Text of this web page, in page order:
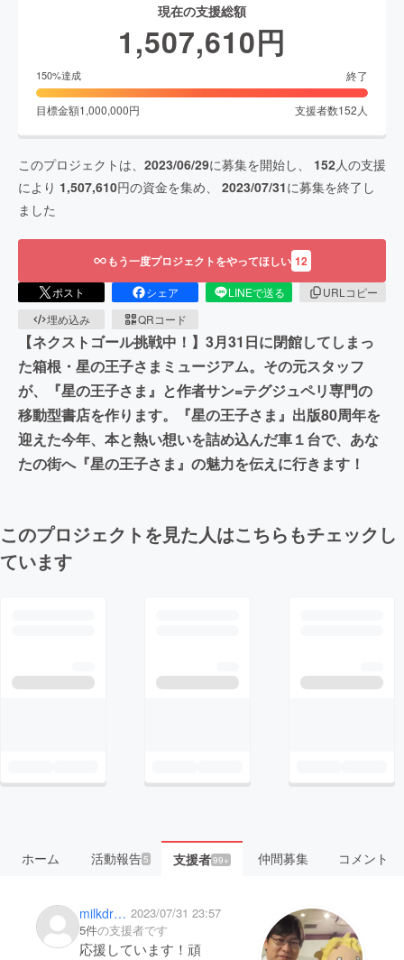
現在の支援総額
1,507,610円
150%達成 終了
目標金額1,000,000円 支援者数152 人
このプロジェクトは、 2023/06/29に募集を開始し、 152人の支援
により 1,507,610円の資金を集め、 2023/07/31に募集を終了し
ました
もう一度プロジェクトをやってほしい 12
ポスト シェア LINEで送る
URLコピー
埋め込み
QRコード
【ネクストゴール挑戦中！】3月31日に閉館してしまっ
た箱根・星の王子さまミュージアム。その元スタッフ
が、『星の王子さま』と作者サン=テグジュペリ専門の
移動型書店を作ります。『星の王子さま』出版80周年を
迎えた今年、本と熱い想いを詰め込んだ車１台で、あな
たの街へ『星の王子さま』の魅力を伝えに行きます！
このプロジェクトを見た人はこちらもチェックし
ています
ホーム 活動報告5 支援者99+ 仲間募集 コメント
milkdranker 2023/07/31 23:57
5件の支援者です
応援しています！頑